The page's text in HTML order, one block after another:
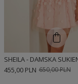
650,00 PLN
455,00 PLN